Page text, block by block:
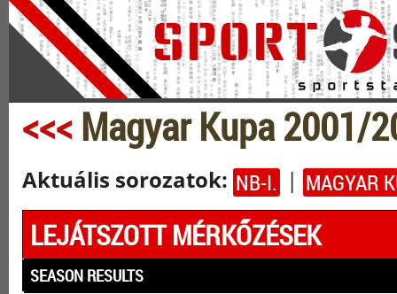
<<< Magyar Kupa 2001/
Aktuális sorozatok: NB-I. | MAGYAR
LEJÁTSZOTT MÉRKŐZÉSEK
SEASON RESULTS